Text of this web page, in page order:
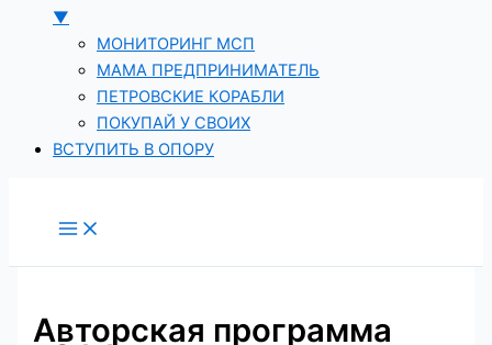
▼
МОНИТОРИНГ МСП
МАМА ПРЕДПРИНИМАТЕЛЬ
ПЕТРОВСКИЕ КОРАБЛИ
ПОКУПАЙ У СВОИХ
ВСТУПИТЬ В ОПОРУ
Авторская программа